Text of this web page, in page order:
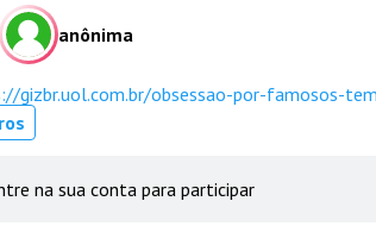
anônima
gizbr.uol.com.br/obsessao-por-famosos-
na sua conta para participar